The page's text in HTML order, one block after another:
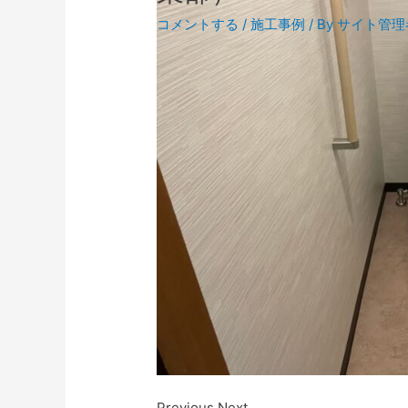
コメントする /施工事例/ Byサイト管